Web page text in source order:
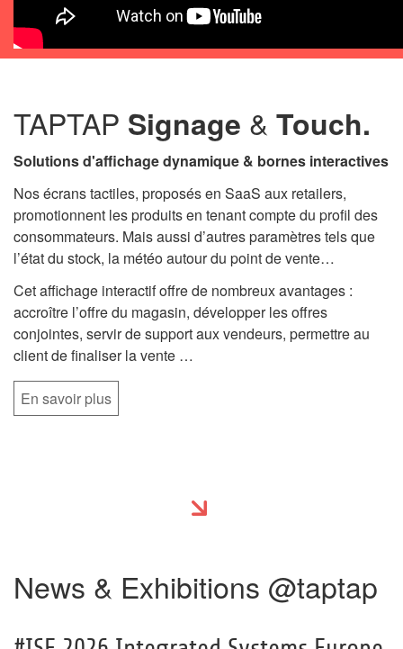
TAPTAP Signage & Touch.
Solutions d'affichage dynamique & bornes interactives
Nos écrans tactiles, proposés en SaaS aux retailers,
promotionnent les produits en tenant compte du profil des
consommateurs. Mais aussi d’autres paramètres tels que
l’état du stock, la météo autour du point de vente…
Cet affichage interactif offre de nombreux avantages :
accroître l’offre du magasin, développer les offres
conjointes, servir de support aux vendeurs, permettre au
client de finaliser la vente …
En savoir plus
News & Exhibitions @taptap